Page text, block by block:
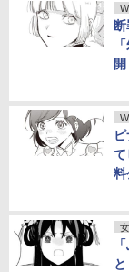
開
て
料